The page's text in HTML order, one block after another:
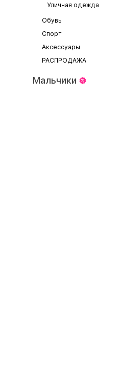
Уличная одежда
Обувь
Спорт
Аксессуары
РАСПРОДАЖА
Мальчики